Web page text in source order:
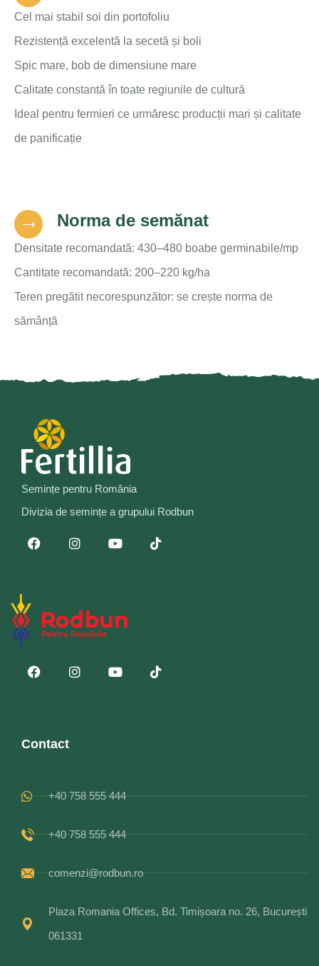
Cel mai stabil soi din portofoliu
Rezistență excelentă la secetă și boli
Spic mare, bob de dimensiune mare
Calitate constantă în toate regiunile de cultură
Ideal pentru fermieri ce urmăresc producții mari și calitate
de panificație
Norma de semănat
Densitate recomandată: 430–480 boabe germinabile/mp
Cantitate recomandată: 200–220 kg/ha
Teren pregătit necorespunzător: se crește norma de
sămânță
Semințe pentru România
Divizia de semințe a grupului Rodbun
Contact
+40 758 555 444
+40 758 555 444
comenzi@rodbun.ro
Plaza Romania Offices, Bd. Timișoara no. 26, București
061331